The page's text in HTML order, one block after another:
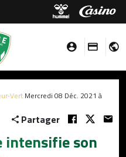
Vert Mercredi 08 Déc. 2021 à
Partager
intensifie son